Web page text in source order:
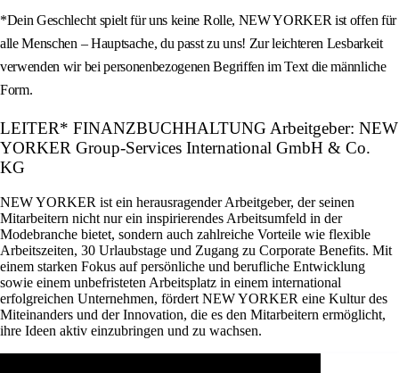
*Dein Geschlecht spielt für uns keine Rolle, NEW YORKER ist offen für
alle Menschen – Hauptsache, du passt zu uns! Zur leichteren Lesbarkeit
verwenden wir bei personenbezogenen Begriffen im Text die männliche
Form.
LEITER* FINANZBUCHHALTUNG Arbeitgeber: NEW
YORKER Group-Services International GmbH & Co.
KG
NEW YORKER ist ein herausragender Arbeitgeber, der seinen
Mitarbeitern nicht nur ein inspirierendes Arbeitsumfeld in der
Modebranche bietet, sondern auch zahlreiche Vorteile wie flexible
Arbeitszeiten, 30 Urlaubstage und Zugang zu Corporate Benefits. Mit
einem starken Fokus auf persönliche und berufliche Entwicklung
sowie einem unbefristeten Arbeitsplatz in einem international
erfolgreichen Unternehmen, fördert NEW YORKER eine Kultur des
Miteinanders und der Innovation, die es den Mitarbeitern ermöglicht,
ihre Ideen aktiv einzubringen und zu wachsen.